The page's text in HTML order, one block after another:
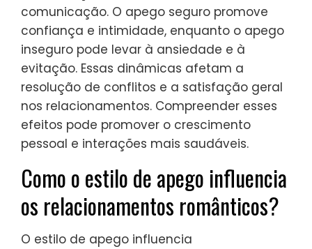
comunicação. O apego seguro promove
confiança e intimidade, enquanto o apego
inseguro pode levar à ansiedade e à
evitação. Essas dinâmicas afetam a
resolução de conflitos e a satisfação geral
nos relacionamentos. Compreender esses
efeitos pode promover o crescimento
pessoal e interações mais saudáveis.
Como o estilo de apego influencia
os relacionamentos românticos?
O estilo de apego influencia